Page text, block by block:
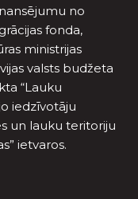
no
fonda,
ministrijas
valsts budžeta
“Lauku
iedzīvotāju
un lauku teritoriju
ietvaros.